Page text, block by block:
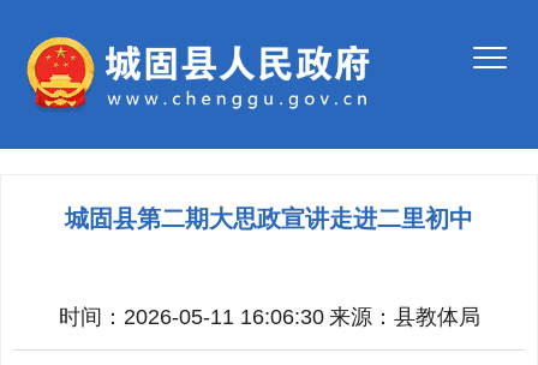
城固县第二期大思政宣讲走进二里初中
时间：2026-05-11 16:06:30 来源： 县教体局